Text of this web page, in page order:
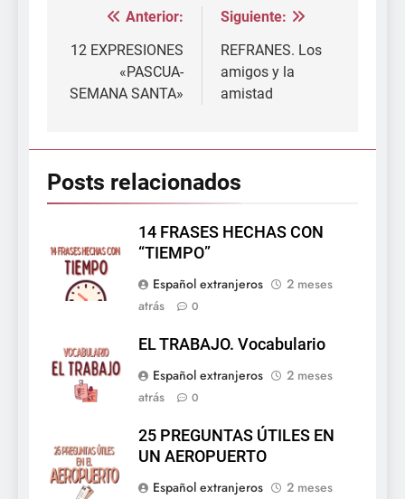
Navegación
de
entradas
Anterior:
12 EXPRESIONES
«PASCUA-
SEMANA SANTA»
Siguiente:
REFRANES. Los
amigos y la
amistad
Posts relacionados
14 FRASES HECHAS CON
“TIEMPO”
Español extranjeros
2 meses
atrás
0
EL TRABAJO. Vocabulario
Español extranjeros
2 meses
atrás
0
25 PREGUNTAS ÚTILES EN
UN AEROPUERTO
Español extranjeros
2 meses